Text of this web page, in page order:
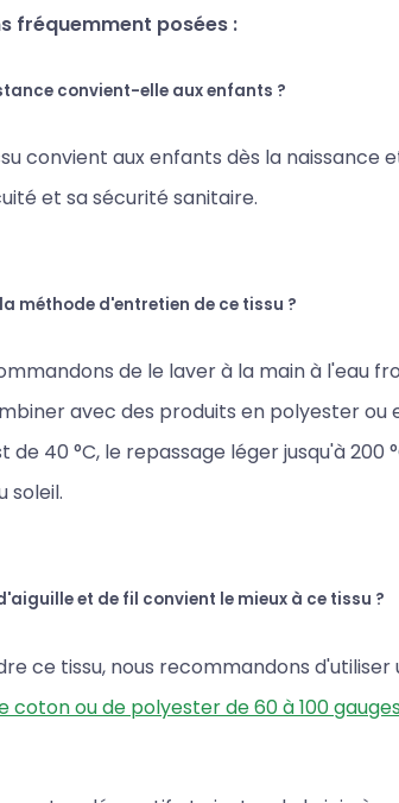
fréquemment posées :
convient-elle aux enfants ?
convient aux enfants dès la naissance
et sa sécurité sanitaire.
méthode d'entretien de ce tissu ?
de le laver à la main à l'eau
avec des produits en polyester
de 40 °C, le repassage léger jusqu'à
soleil.
et de fil convient le mieux à ce tissu ?
ce tissu, nous recommandons
coton ou de polyester de 60 à 100 gauges